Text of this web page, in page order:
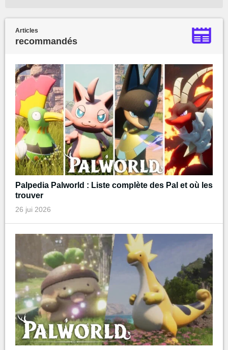
Articles
recommandés
Palpedia Palworld : Liste complète des Pal et où les
trouver
26 jui 2026